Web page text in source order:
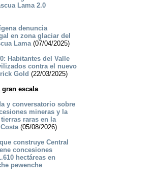
Lama 2.0
denuncia
en zona glaciar del
Lama(07/04/2025)
Habitantes del Valle
contra el nuevo
Gold (22/03/2025)
gran escala
y conversatorio sobre
mineras y la
raras en la
(05/08/2026)
construye Central
concesiones
hectáreas en
pewenche